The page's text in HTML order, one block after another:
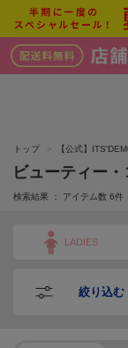
トップ 【公式】
ビューティー・
検索結果 ： アイテム数 6件
LADIES
絞り込む